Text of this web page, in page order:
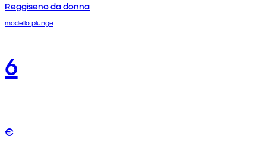
Reggiseno da donna
modello plunge
6
€